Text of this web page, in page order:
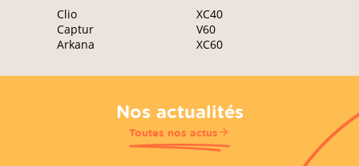
Clio
Captur
Arkana
XC40
V60
XC60
Nos actualités
Toutes nos actus